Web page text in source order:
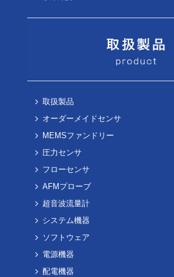
取扱製品
オーダーメイドセンサ
MEMSファンドリー
圧力センサ
フローセンサ
AFMプローブ
超音波流量計
システム機器
ソフトウェア
電源機器
配電機器